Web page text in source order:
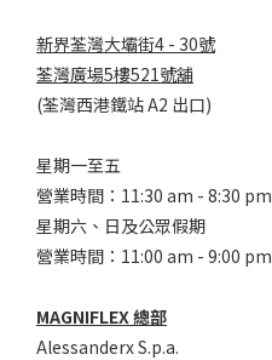
新界荃灣大壩街4 - 30號
荃灣廣場5樓521號舖
(荃灣西港鐵站 A2 出口)
星期一至五
營業時間：11:30 am - 8:30 pm
星期六、日及公眾假期
營業時間：11:00 am - 9:00 pm
MAGNIFLEX 總部
Alessanderx S.p.a.